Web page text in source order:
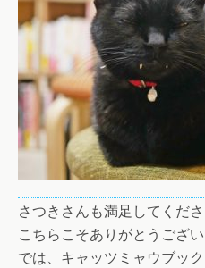
さつきさんも満足してくださ
こちらこそありがとうござい
では、キャッツミャウブッ